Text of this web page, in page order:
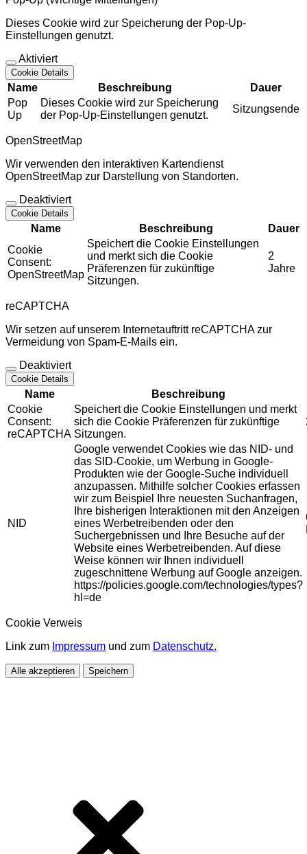
Dieses Cookie wird zur Speicherung der Pop-Up-
Einstellungen genutzt.
Aktiviert
Cookie Details
Name Beschreibung
Dauer
Pop
Up
Dieses Cookie wird zur Speicherung
der Pop-Up-Einstellungen genutzt.
Sitzungsende
OpenStreetMap
Wir verwenden den interaktiven Kartendienst
OpenStreetMap zur Darstellung von Standorten.
Deaktiviert
Cookie Details
Name Beschreibung
Dauer
Cookie
Consent:
OpenStreetMap
Speichert die Cookie Einstellungen
und merkt sich die Cookie
Präferenzen für zukünftige
Sitzungen.
2
Jahre
reCAPTCHA
Wir setzen auf unserem Internetauftritt reCAPTCHA zur
Vermeidung von Spam-E-Mails ein.
Deaktiviert
Cookie Details
Name
Beschreibung
Cookie
Consent:
reCAPTCHA
Speichert die Cookie Einstellungen und merkt
sich die Cookie Präferenzen für zukünftige
Sitzungen.
NID
Google verwendet Cookies wie das NID- und
das SID-Cookie, um Werbung in Google-
Produkten wie der Google-Suche individuell
anzupassen. Mithilfe solcher Cookies erfassen
wir zum Beispiel Ihre neuesten Suchanfragen,
Ihre bisherigen Interaktionen mit den Anzeigen
eines Werbetreibenden oder den
Suchergebnissen und Ihre Besuche auf der
Website eines Werbetreibenden. Auf diese
Weise können wir Ihnen individuell
zugeschnittene Werbung auf Google anzeigen.
https://policies.google.com/technologies/types?
hl=de
Cookie Verweis
Link zum Impressum und zum Datenschutz.
Alle akzeptieren Speichern